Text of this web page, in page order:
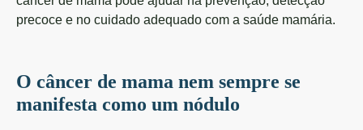
precoce e no cuidado adequado com a saúde mamária.
O câncer de mama nem sempre se
manifesta como um nódulo